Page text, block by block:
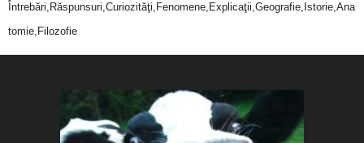
Întrebări,Răspunsuri,Curiozităţi,Fenomene,Explicaţii,Geografie,Istorie,Ana
tomie,Filozofie